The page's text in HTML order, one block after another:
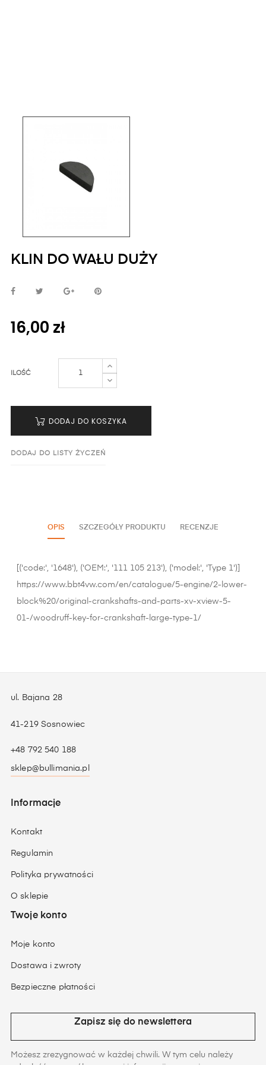
KLIN DO WAŁU DUŻY
16,00 zł
ILOŚĆ
DODAJ DO KOSZYKA
DODAJ DO LISTY ŻYCZEŃ
OPIS SZCZEGÓŁY PRODUKTU RECENZJE
[('code:', '1648'), ('OEM:', '111 105 213'), ('model:', 'Type 1')]
https://www.bbt4vw.com/en/catalogue/5-engine/2-lower-
block%20/original-crankshafts-and-parts-xv-xview-5-
01-/woodruff-key-for-crankshaft-large-type-1/
ul. Bajana 28
41-219 Sosnowiec
+48 792 540 188
sklep@bullimania.pl
Informacje
Kontakt
Regulamin
Polityka prywatności
O sklepie
Twoje konto
Moje konto
Dostawa i zwroty
Bezpieczne płatności
Zapisz się do newslettera
Możesz zrezygnować w każdej chwili. W tym celu należy